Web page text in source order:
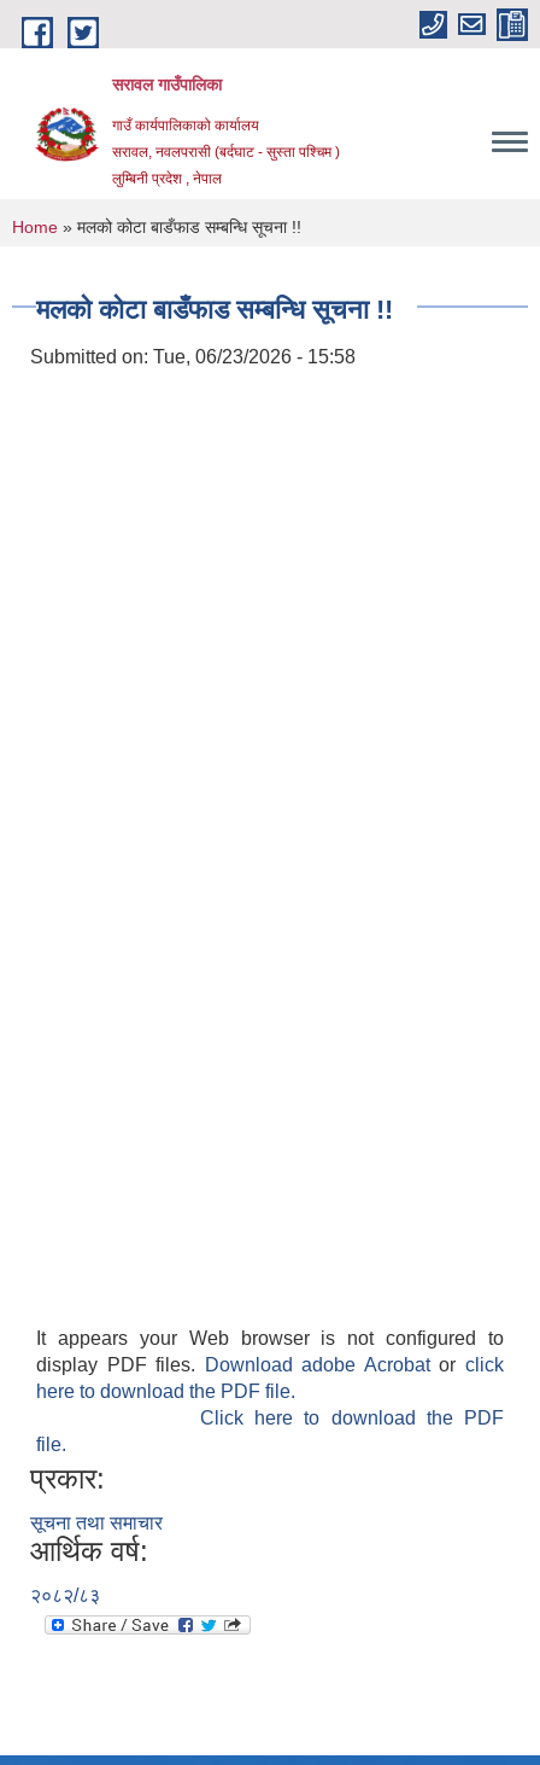
Skip to main content
सरावल गाउँपालिका
गाउँ कार्यपालिकाको कार्यालय
सरावल, नवलपरासी (बर्दघाट - सुस्ता पश्चिम )
लुम्बिनी प्रदेश , नेपाल
You are here
Home » मलको कोटा बाडँफाड सम्बन्धि सूचना !!
मलको कोटा बाडँफाड सम्बन्धि सूचना !!
Submitted on: Tue, 06/23/2026 - 15:58
It appears your Web browser is not configured to
display PDF files.
Download adobe Acrobatorclick
here to download the PDF file.
Click here to download the PDF
file.
प्रकार:
सूचना तथा समाचार
आर्थिक वर्ष:
२०८२/८३